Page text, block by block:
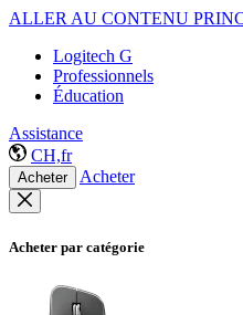
ALLER AU CONTENU
Logitech G
Professionnels
Éducation
Assistance
CH,fr
Acheter Acheter
Acheter par catégorie